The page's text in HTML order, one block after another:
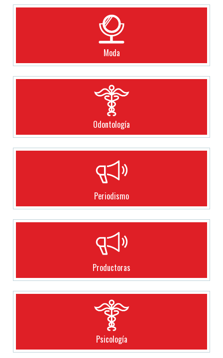
Moda
Odontología
Periodismo
Productoras
Psicología